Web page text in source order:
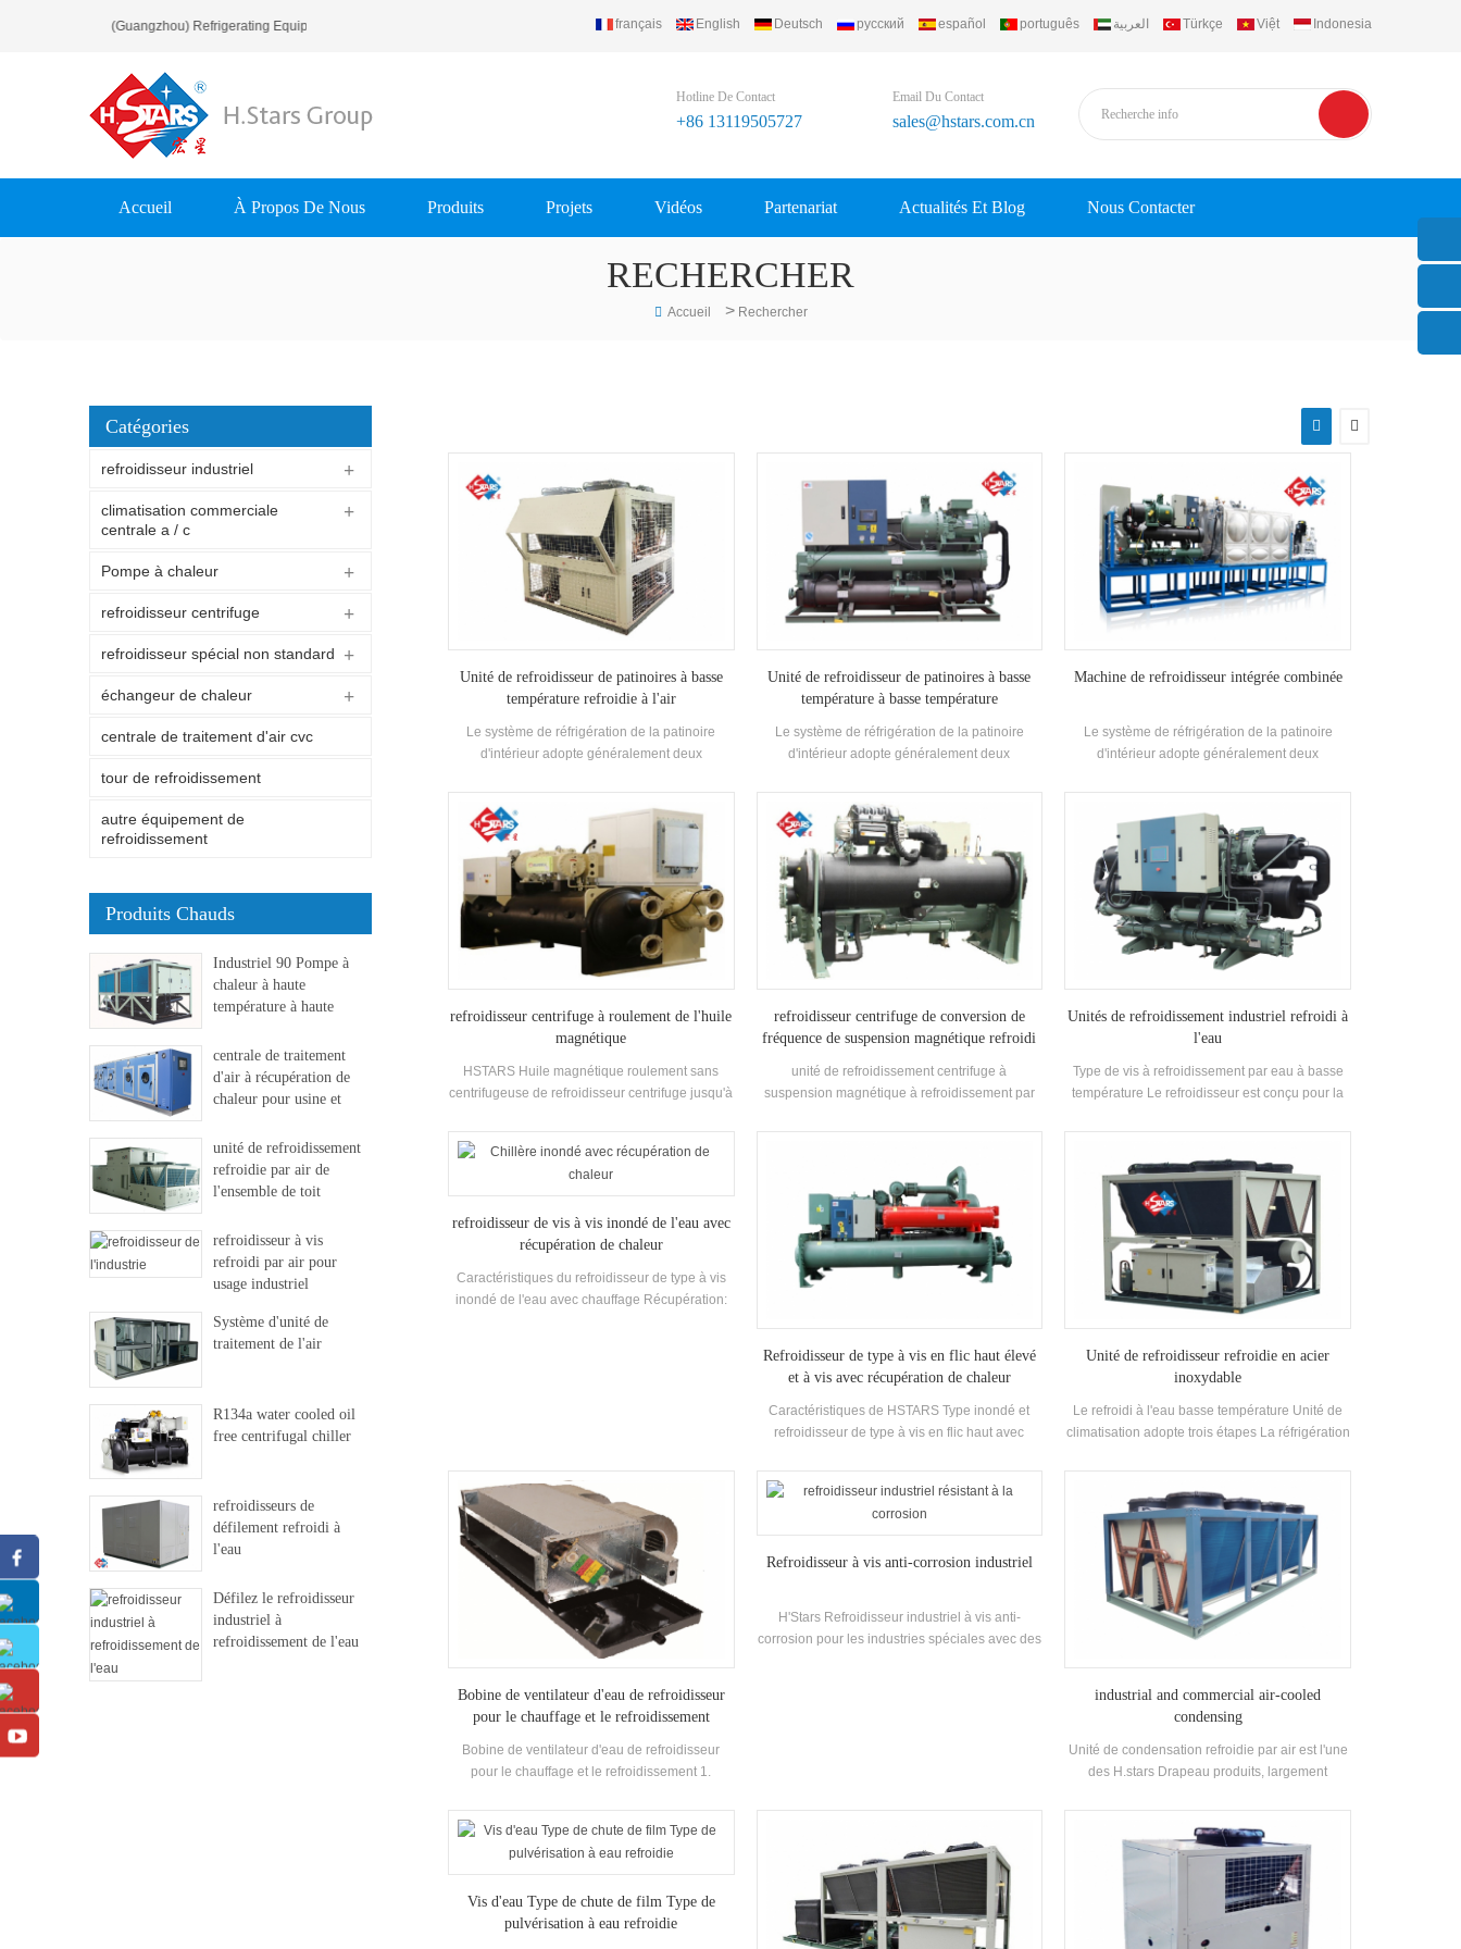
Bienvenue À H.Stars (Guangzhou) Refrigerating Equipment Group Ltd.. français English Deutsch русский español português العربية Türkçe Việt Indonesia
Hotline De Contact
+86 13119505727
Email Du Contact
sales@hstars.com.cn
Accueil À Propos De Nous Produits Projets Vidéos Partenariat Actualités Et Blog Nous Contacter
RECHERCHER
Accueil > Rechercher
Unité de refroidisseur de patinoires à basse
température refroidie à l'air
Le système de réfrigération de la patinoire
d'intérieur adopte généralement deux
indirecte refroidissement. L'expansion directe
adopte "HSTARS" Condensation de la marque
Unité; Le refroidissement indirect adopte
"HSTARS" type de vis de marque basse
température Chiller, glycol est utilisé comme
réfrigérant pour former de la glace sur la
patinoire.
Unité de refroidisseur de patinoires à basse
température à basse température
Le système de réfrigération de la patinoire
d'intérieur adopte généralement deux
indirecte refroidissement. L'expansion directe
adopte "HSTARS" Condensation de la marque
Unité; Le refroidissement indirect adopte
"HSTARS" type de vis de marque basse
température Chiller, glycol est utilisé comme
réfrigérant pour former de la glace sur la
patinoire.
Machine de refroidisseur intégrée combinée
Le système de réfrigération de la patinoire
d'intérieur adopte généralement deux
indirecte refroidissement. L'expansion directe
adopte "HSTARS" Condensation de la marque
Unité; Le refroidissement indirect adopte
"HSTARS" type de vis de marque basse
température Chiller, glycol est utilisé comme
réfrigérant pour former de la glace sur la
patinoire.
refroidisseur centrifuge à roulement de l'huile
magnétique
HSTARS Huile magnétique roulement sans
centrifugeuse de refroidisseur centrifuge jusqu'à
(Ahri Travailler Condition)
refroidisseur centrifuge de conversion de
fréquence de suspension magnétique refroidi
unité de refroidissement centrifuge à
suspension magnétique à refroidissement par
capacité de refroidissement: 559kw-1677kw
20 ° c
Unités de refroidissement industriel refroidi à
l'eau
Type de vis à refroidissement par eau à basse
température Le refroidisseur est conçu pour la
refroidissement. Il faut une gamme complète de
modèles répondant aux exigences de la
capacité de refroidissement différente et de la
température Exigences.
refroidisseur de vis à vis inondé de l'eau avec
récupération de chaleur
Caractéristiques du refroidisseur de type à vis
inondé de l'eau avec chauffage Récupération:
Refroidisseur de type à vis en flic haut élevé
et à vis avec récupération de chaleur
Caractéristiques de HSTARS Type inondé et
refroidisseur de type à vis en flic haut avec
avec10% à15% consommation d'énergie
inférieure que Sec Type.
Unité de refroidisseur refroidie en acier
inoxydable
Le refroidi à l'eau basse température Unité de
climatisation adopte trois étapes La réfrigération
la demande de charge de refroidissement de
l'environnement Environnement. L'unité adopte
un contrôleur de micro-ordinateur spécial pour
contrôler la processus d'action et fonctionne
automatiquement après avoir défini la
température en fonction des besoins actuels. La
plaque extérieure est en acier inoxydable, qui
répond aux exigences d'hygiène des aliments
Bobine de ventilateur d'eau de refroidisseur
pour le chauffage et le refroidissement
Bobine de ventilateur d'eau de refroidisseur
pour le chauffage et le refroidissement 1.
14kw Flux d'air Volume: 470m3 / H ----- 3070m3
/ H
Refroidisseur à vis anti-corrosion industriel
H'Stars Refroidisseur industriel à vis anti-
corrosion pour les industries spéciales avec des
industrial and commercial air-cooled
condensing
Unité de condensation refroidie par air est l'une
des H.stars Drapeau produits, largement
industriels et commerciaux pour la
transformation des aliments, la réfrigération et la
basse température spéciale Exigences.
Vis d'eau Type de chute de film Type de
pulvérisation à eau refroidie
Catégories
refroidisseur industriel
climatisation commerciale
centrale a / c
Pompe à chaleur
refroidisseur centrifuge
refroidisseur spécial non standard
échangeur de chaleur
centrale de traitement d'air cvc
tour de refroidissement
autre équipement de
refroidissement
Produits Chauds
Industriel 90 Pompe à
chaleur à haute
température à haute
centrale de traitement
d'air à récupération de
chaleur pour usine et
unité de refroidissement
refroidie par air de
l'ensemble de toit
refroidisseur à vis
refroidi par air pour
usage industriel
Système d'unité de
traitement de l'air
R134a water cooled oil
free centrifugal chiller
refroidisseurs de
défilement refroidi à
l'eau
Défilez le refroidisseur
industriel à
refroidissement de l'eau